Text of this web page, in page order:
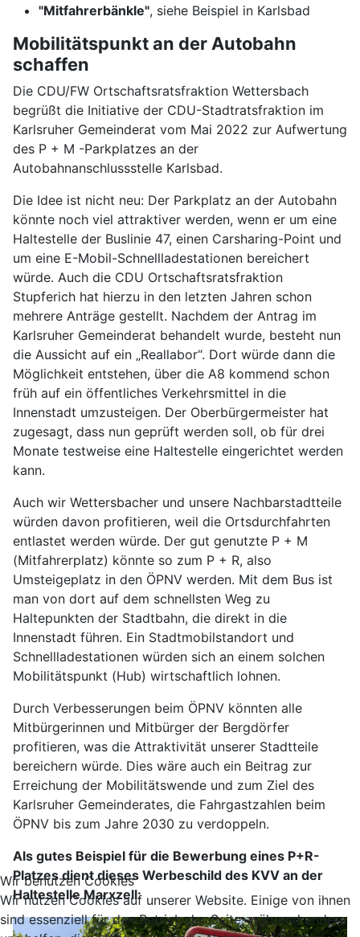
"Mitfahrerbänkle", siehe Beispiel in Karlsbad
Mobilitätspunkt an der Autobahn
schaffen
Die CDU/FW Ortschaftsratsfraktion Wettersbach
begrüßt die Initiative der CDU-Stadtratsfraktion im
Karlsruher Gemeinderat vom Mai 2022 zur Aufwertung
des P + M -Parkplatzes an der
Autobahnanschlussstelle Karlsbad.
Die Idee ist nicht neu: Der Parkplatz an der Autobahn
könnte noch viel attraktiver werden, wenn er um eine
Haltestelle der Buslinie 47, einen Carsharing-Point und
um eine E-Mobil-Schnellladestationen bereichert
würde. Auch die CDU Ortschaftsratsfraktion
Stupferich hat hierzu in den letzten Jahren schon
mehrere Anträge gestellt. Nachdem der Antrag im
Karlsruher Gemeinderat behandelt wurde, besteht nun
die Aussicht auf ein „Reallabor“. Dort würde dann die
Möglichkeit entstehen, über die A8 kommend schon
früh auf ein öffentliches Verkehrsmittel in die
Innenstadt umzusteigen. Der Oberbürgermeister hat
zugesagt, dass nun geprüft werden soll, ob für drei
Monate testweise eine Haltestelle eingerichtet werden
kann.
Auch wir Wettersbacher und unsere Nachbarstadtteile
würden davon profitieren, weil die Ortsdurchfahrten
entlastet werden würde. Der gut genutzte P + M
(Mitfahrerplatz) könnte so zum P + R, also
Umsteigeplatz in den ÖPNV werden. Mit dem Bus ist
man von dort auf dem schnellsten Weg zu
Haltepunkten der Stadtbahn, die direkt in die
Innenstadt führen. Ein Stadtmobilstandort und
Schnellladestationen würden sich an einem solchen
Mobilitätspunkt (Hub) wirtschaftlich lohnen.
Durch Verbesserungen beim ÖPNV könnten alle
Mitbürgerinnen und Mitbürger der Bergdörfer
profitieren, was die Attraktivität unserer Stadtteile
bereichern würde. Dies wäre auch ein Beitrag zur
Erreichung der Mobilitätswende und zum Ziel des
Karlsruher Gemeinderates, die Fahrgastzahlen beim
ÖPNV bis zum Jahre 2030 zu verdoppeln.
Als gutes Beispiel für die Bewerbung eines P+R-
Platzes dient dieses Werbeschild des KVV an der
Haltestelle Marxzell:
Wir benutzen Cookies
Wir nutzen Cookies auf unserer Website. Einige von ihnen
sind essenziell für den Betrieb der Seite, während andere